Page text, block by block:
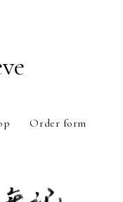
Order form